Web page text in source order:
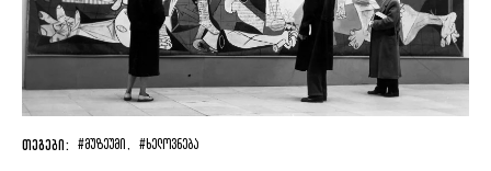
ᲗᲔᲒᲔᲑᲘ: #ᲛᲣᲖᲔᲣᲛᲘ , #ᲮᲔᲚᲝᲕᲜᲔᲑᲐ